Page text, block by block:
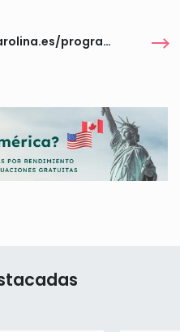
https://gestion.fundacioncarolina.es/programas/6488